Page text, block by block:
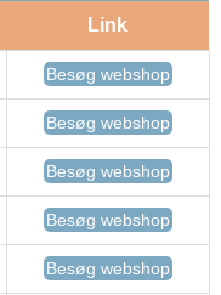
Link
Besøg webshop
Besøg webshop
Besøg webshop
Besøg webshop
Besøg webshop